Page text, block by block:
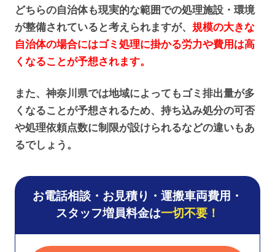
どちらの自治体も現実的な範囲での処理施設・環境
が整備されていると考えられますが、 規模の大きな
自治体の場合にはゴミ処理に掛かる労力や費用は高
くなることが予想されます。
また、神奈川県では地域によってもゴミ排出量が多
くなることが予想されるため、持ち込み処分の可否
や処理依頼点数に制限が設けられるなどの違いもあ
るでしょう。
お電話相談・お見積り・運搬車両費用・
スタッフ増員料金は一切不要！